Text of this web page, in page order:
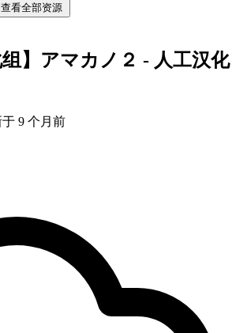
查看全部资源
组】アマカノ２ - 人工汉化
9 个月前